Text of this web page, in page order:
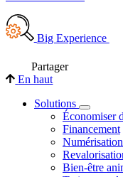
Big Experience
Partager
En haut
Solutions
Économiser
Financement
Numérisation
Bien-être